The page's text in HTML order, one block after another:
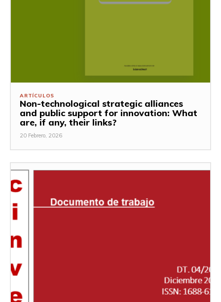
ARTÍCULOS
Non-technological strategic alliances
and public support for innovation: What
are, if any, their links?
20 Febrero, 2026